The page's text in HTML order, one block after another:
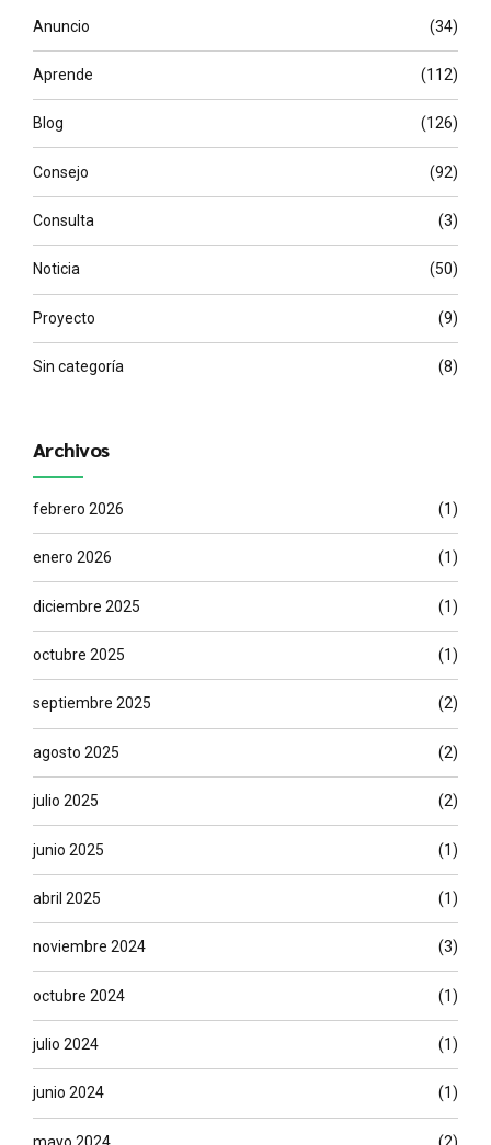
Anuncio (34)
Aprende (112)
Blog (126)
Consejo (92)
Consulta (3)
Noticia (50)
Proyecto (9)
Sin categoría (8)
Archivos
febrero 2026 (1)
enero 2026 (1)
diciembre 2025 (1)
octubre 2025 (1)
septiembre 2025 (2)
agosto 2025 (2)
julio 2025 (2)
junio 2025 (1)
abril 2025 (1)
noviembre 2024 (3)
octubre 2024 (1)
julio 2024 (1)
junio 2024 (1)
mayo 2024 (2)